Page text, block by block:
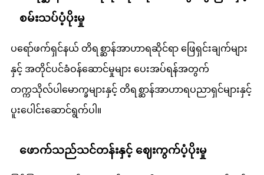
စမ်းသပ်ပံ့ပိုးမှု
ပရော်ဖက်ရှင်နယ် တိရစ္ဆာန်အာဟာရဆိုင်ရာ ဖြေရှင်းချက်များ
နှင့် အတိုင်ပင်ခံဝန်ဆောင်မှုများ ပေးအပ်ရန်အတွက်
တက္ကသိုလ်ပါမောက္ခများနှင့် တိရစ္ဆာန်အာဟာရပညာရှင်များနှင့်
ပူးပေါင်းဆောင်ရွက်ပါ။
ဖောက်သည်သင်တန်းနှင့် ဈေးကွက်ပံ့ပိုးမှု